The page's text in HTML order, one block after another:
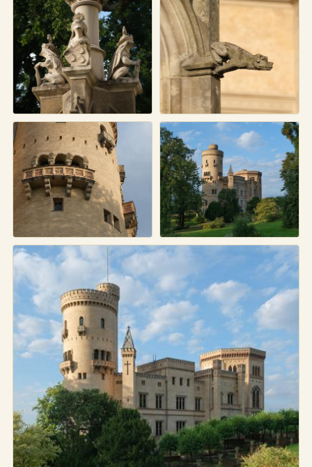
Schloss Babelsberg
Fassadendetail Schloss
Babelsberg
Wappenträger am
Städtebrunnen Schloss
Babelsberg
Detail am Städtebrunnen
des Schloss Babelsberg
Balkone am Turm Schloss
Babelsberg